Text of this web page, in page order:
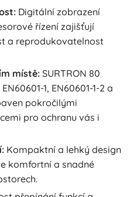
Digitální zobrazení
řízení zajišťují
a reprodukovatelnost
místě: SURTRON 80
1, EN60601-1-2 a
pokročilými
pro ochranu vás i
Kompaktní a lehký design
komfortní a snadné